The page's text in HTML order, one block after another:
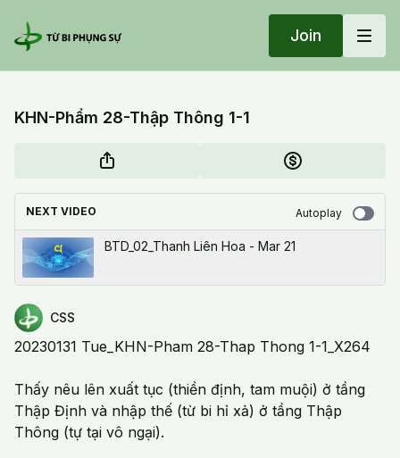
Join
KHN-Phẩm 28-Thập Thông 1-1
NEXT VIDEO Autoplay
BTD_02_Thanh Liên Hoa - Mar 21
CSS
20230131 Tue_KHN-Pham 28-Thap Thong 1-1_X264
Thấy nêu lên xuất tục (thiền định, tam muội) ở tầng
Thập Định và nhập thế (từ bi hỉ xả) ở tầng Thập
Thông (tự tại vô ngại).